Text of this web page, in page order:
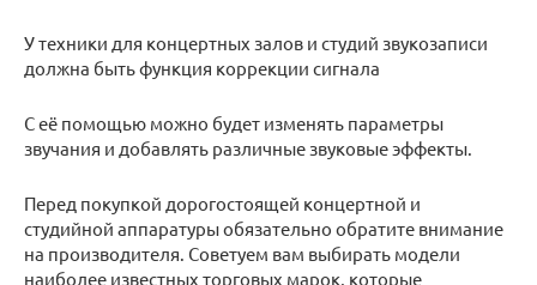
У техники для концертных залов и студий звукозаписи
должна быть функция коррекции сигнала
С её помощью можно будет изменять параметры
звучания и добавлять различные звуковые эффекты.
Перед покупкой дорогостоящей концертной и
студийной аппаратуры обязательно обратите внимание
на производителя. Советуем вам выбирать модели
наиболее известных торговых марок, которые